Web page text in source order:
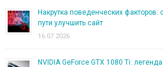
Накрутка поведенческих
пути улучшить сайт
16.07.2026
NVIDIA GeForce GTX 1080 Ti: